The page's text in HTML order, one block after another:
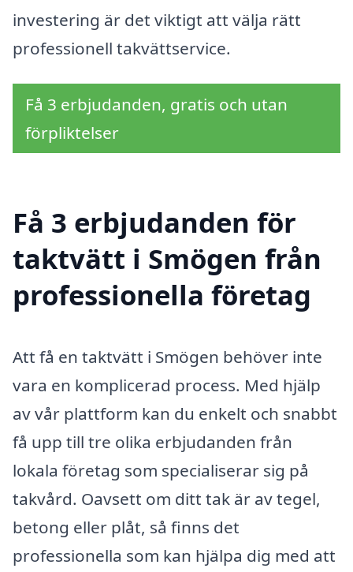
investering är det viktigt att välja rätt
professionell takvättservice.
Få 3 erbjudanden, gratis och utan
förpliktelser
Få 3 erbjudanden för
taktvätt i Smögen från
professionella företag
Att få en taktvätt i Smögen behöver inte
vara en komplicerad process. Med hjälp
av vår plattform kan du enkelt och snabbt
få upp till tre olika erbjudanden från
lokala företag som specialiserar sig på
takvård. Oavsett om ditt tak är av tegel,
betong eller plåt, så finns det
professionella som kan hjälpa dig med att